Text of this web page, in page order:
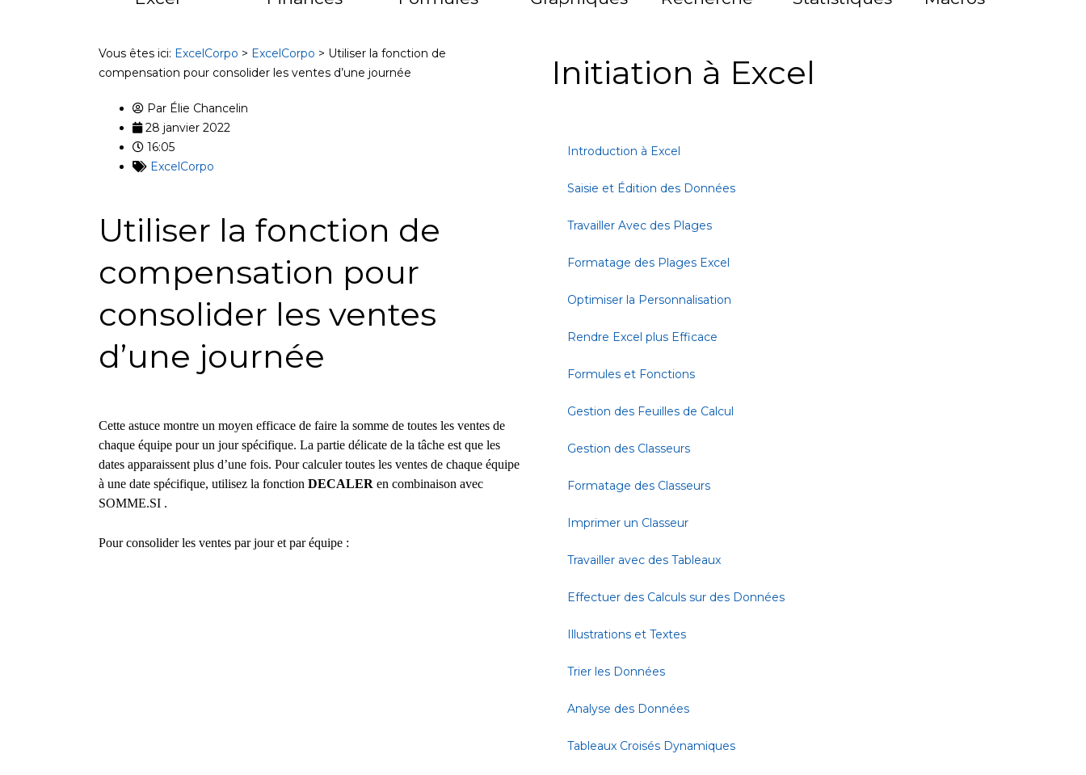
Vous êtes ici: ExcelCorpo > ExcelCorpo > Utiliser la fonction de
compensation pour consolider les ventes d’une journée
Par Élie Chancelin
28 janvier 2022
16:05
ExcelCorpo
Utiliser la fonction de
compensation pour
consolider les ventes
d’une journée
Cette astuce montre un moyen efficace de faire la somme de toutes les ventes de
chaque équipe pour un jour spécifique. La partie délicate de la tâche est que les
dates apparaissent plus d’une fois. Pour calculer toutes les ventes de chaque équipe
à une date spécifique, utilisez la fonction DECALER en combinaison avec
SOMME.SI .
Pour consolider les ventes par jour et par équipe :
Initiation à Excel
Introduction à Excel
Saisie et Édition des Données
Travailler Avec des Plages
Formatage des Plages Excel
Optimiser la Personnalisation
Rendre Excel plus Efficace
Formules et Fonctions
Gestion des Feuilles de Calcul
Gestion des Classeurs
Formatage des Classeurs
Imprimer un Classeur
Travailler avec des Tableaux
Effectuer des Calculs sur des Données
Illustrations et Textes
Trier les Données
Analyse des Données
Tableaux Croisés Dynamiques